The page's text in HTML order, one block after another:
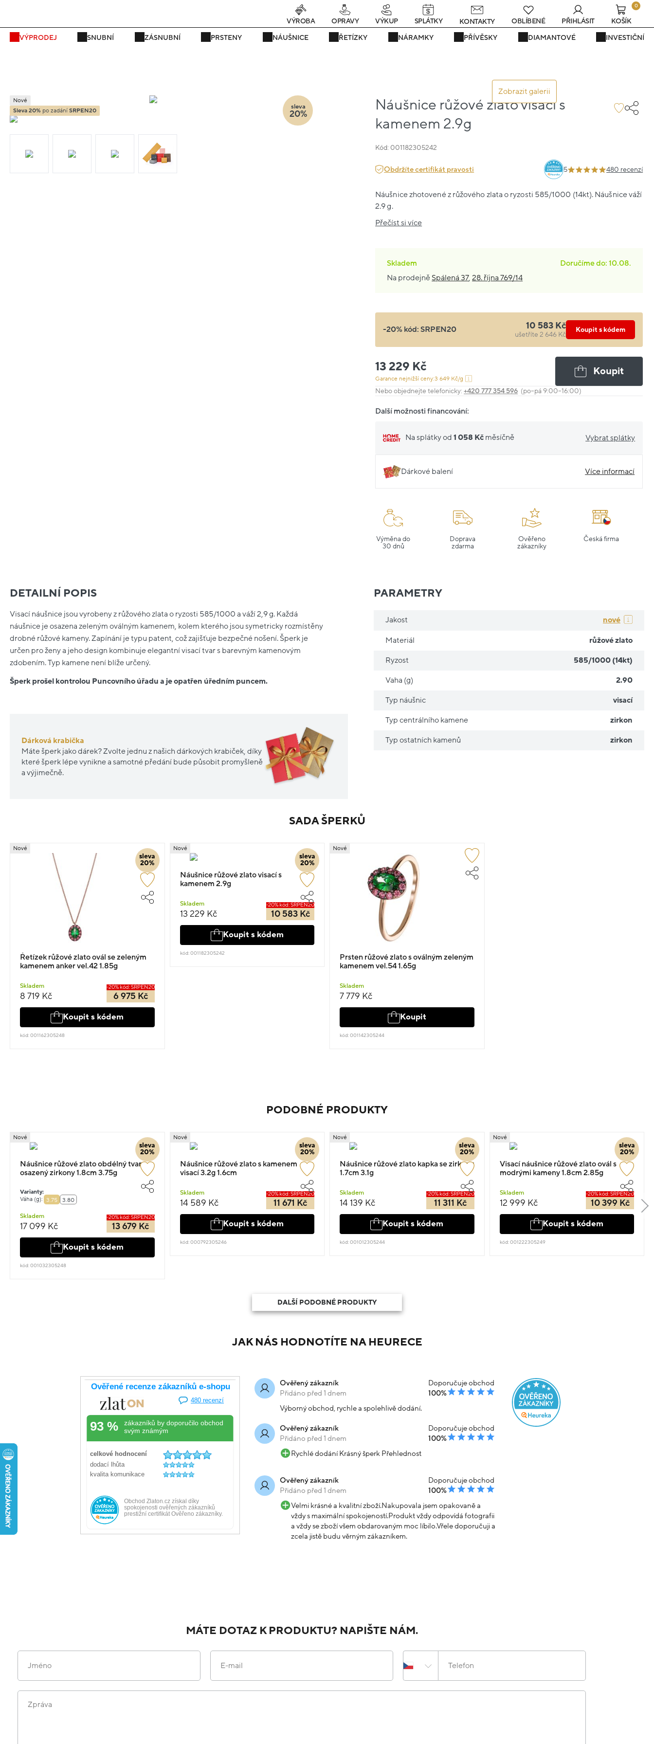
Právě teď! - 20 % na vše! Kód: SRPEN20 25 dní : 6h : 17m : 11s
VÝPRODEJ SNUBNÍ ZÁSNUBNÍ PRSTENY NÁUŠNICE ŘETÍZKY NÁRAMKY PŘÍVĚSKY DIAMANTOVÉ INVESTIČNÍ
VÝROBA OPRAVY VÝKUP SPLÁTKY KONTAKTY OBLÍBENÉ PŘIHLÁSIT
0
KOŠÍK
Zobrazit galerii
Náušnice růžové zlato visací s
kamenem 2.9g
Kód: 001182305242
Nové
Sleva 20% po zadání SRPEN20
sleva
20%
Obdržíte certifikát pravosti 5 480 recenzí
Náušnice zhotovené z růžového zlata o ryzosti 585/1000 (14kt). Náušnice váží
2.9 g.
Přečíst si více
Skladem
Doručíme do: 10.08.
Na prodejně Spálená 37,28. října 769/14
-20% kód:SRPEN20 10 583 Kč
ušetříte 2 646 Kč
Koupit s kódem
13 229 Kč
Garance nejnižší ceny:3 649 Kč/g
Koupit
Nebo objednejte telefonicky:+420 777 354 596 (po–pá 9:00–16:00)
Další možnosti financování:
Na splátky od1 058 Kč měsíčně Vybrat splátky
Dárkové balení Více informací
Výměna do
30 dnů
Doprava
zdarma
Ověřeno
zákazníky
Česká firma
DETAILNÍ POPIS
Visací náušnice jsou vyrobeny z růžového zlata o ryzosti 585/1000 a váží 2,9 g. Každá
náušnice je osazena zeleným oválným kamenem, kolem kterého jsou symetricky rozmístěny
drobné růžové kameny. Zapínání je typu patent, což zajišťuje bezpečné nošení. Šperk je
určen pro ženy a jeho design kombinuje elegantní visací tvar s barevným kamenovým
zdobením. Typ kamene není blíže určený.
Šperk prošel kontrolou Puncovního úřadu a je opatřen úředním puncem.
Dárková krabička
Máte šperk jako dárek? Zvolte jednu z našich dárkových krabiček, díky
které šperk lépe vynikne a samotné předání bude působit promyšleně
a výjimečně.
PARAMETRY
Jakost nové
Materiál růžové zlato
Ryzost 585/1000 (14kt)
Vaha (g) 2.90
Typ náušnic visací
Typ centrálního kamene zirkon
Typ ostatních kamenů zirkon
SADA ŠPERKŮ
sleva
20%
Nové
Řetízek růžové zlato ovál se zeleným
kamenem anker vel.42 1.85g
Skladem
8 719 Kč
-20% kód: SRPEN20
6 975 Kč
Koupit s kódem
kód: 001162305248
sleva
20%
Nové
Náušnice růžové zlato visací s
kamenem 2.9g
Skladem
13 229 Kč
-20% kód: SRPEN20
10 583 Kč
Koupit s kódem
kód: 001182305242
Nové
Prsten růžové zlato s oválným zeleným
kamenem vel.54 1.65g
Skladem
7 779 Kč
Koupit
kód: 001142305244
PODOBNÉ PRODUKTY
sleva
20%
Nové
Náušnice růžové zlato obdélný tvar
osazený zirkony 1.8cm 3.75g
Varianty:
Váha (g):
3.75 3.80
Skladem
17 099 Kč
-20% kód: SRPEN20
13 679 Kč
Koupit s kódem
kód: 001032305248
sleva
20%
Nové
Náušnice růžové zlato s kamenem
visací 3.2g 1.6cm
Skladem
14 589 Kč
-20% kód: SRPEN20
11 671 Kč
Koupit s kódem
kód: 000792305246
sleva
20%
Nové
Náušnice růžové zlato kapka se zirkony
1.7cm 3.1g
Skladem
14 139 Kč
-20% kód: SRPEN20
11 311 Kč
Koupit s kódem
kód: 001012305244
sleva
20%
Nové
Visací náušnice růžové zlato ovál s
modrými kameny 1.8cm 2.85g
Skladem
12 999 Kč
-20% kód: SRPEN20
10 399 Kč
Koupit s kódem
kód: 001222305249
DALŠÍ PODOBNÉ PRODUKTY
JAK NÁS HODNOTÍTE NA HEURECE
Ověřený zákazník
Přidáno před 1 dnem
Doporučuje obchod
100%
Výborný obchod, rychle a spolehlivě dodání.
Ověřený zákazník
Přidáno před 1 dnem
Doporučuje obchod
100%
Rychlé dodání Krásný šperk Přehlednost
Ověřený zákazník
Přidáno před 1 dnem
Doporučuje obchod
100%
Velmi krásné a kvalitní zboží.Nakupovala jsem opakovaně a
vždy s maximální spokojeností.Produkt vždy odpovídá fotografii
a vždy se zboží všem obdarovaným moc líbilo.Vřele doporučuji a
zcela jistě budu věrným zákazníkem.
MÁTE DOTAZ K PRODUKTU? NAPIŠTE NÁM.
Jméno E-mail Telefon
Zpráva